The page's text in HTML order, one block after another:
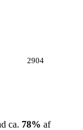
2904
ca. 78% af